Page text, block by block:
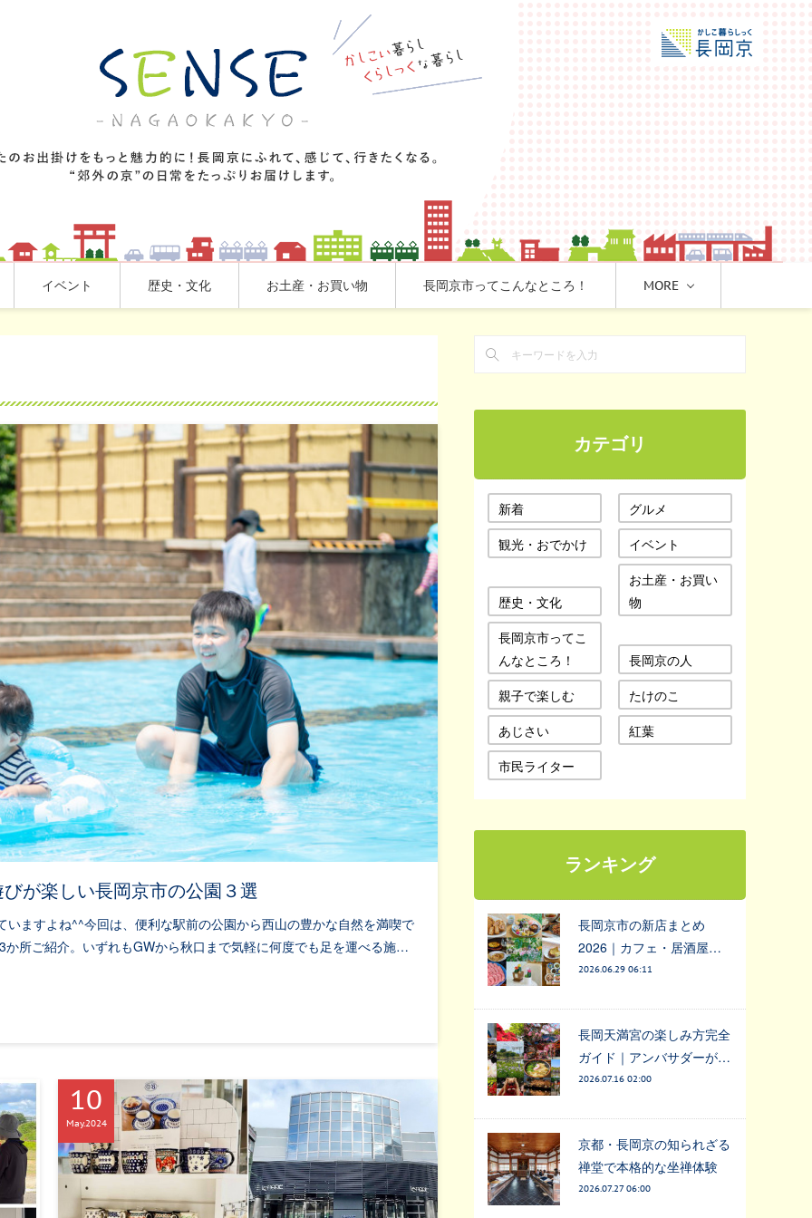
イベント 歴史・文化 お土産・お買い物 長岡京市ってこんなところ！ MORE
が楽しい長岡京市の公園３選
ますよね^^今回は、便利な駅前の公園から西山の豊かな自然を満喫で
所ご紹介。いずれもGWから秋口まで気軽に何度でも足を運べる施…
10
May2024
カテゴリ
新着
グルメ
観光・おでかけ
イベント
歴史・文化
お土産・お買い
物
長岡京市ってこ
んなところ！
長岡京の人
親子で楽しむ
たけのこ
あじさい
紅葉
市民ライター
ランキング
長岡京市の新店まとめ
2026｜カフェ・居酒屋…
2026.06.29 06:11
長岡天満宮の楽しみ方完全
ガイド｜アンバサダーが…
2026.07.16 02:00
京都・長岡京の知られざる
禅堂で本格的な坐禅体験
2026.07.27 06:00